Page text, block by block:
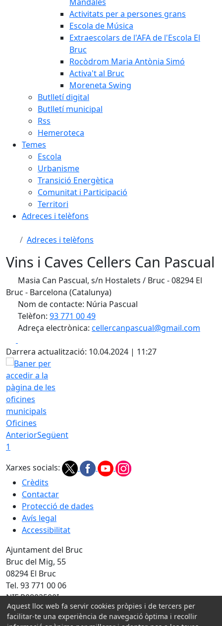
Activitats per a persones grans
Escola de Música
Extraescolars de l'AFA de l'Escola El
Bruc
Rocòdrom Maria Antònia Simó
Activa't al Bruc
Moreneta Swing
Butlletí digital
Butlletí municipal
Rss
Hemeroteca
Temes
Escola
Urbanisme
Transició Energètica
Comunitat i Participació
Territori
Adreces i telèfons
Adreces i telèfons
Vins i Caves Cellers Can Pascual
Masia Can Pascual, s/n Hostalets / Bruc - 08294 El
Bruc - Barcelona (Catalunya)
Nom de contacte: Núria Pascual
Telèfon: 93 771 00 49
Adreça electrònica: cellercanpascual@gmail.com
Darrera actualització: 10.04.2024 | 11:27
Oficines
AnteriorSegüent
1
Xarxes socials:
Crèdits
Contactar
Protecció de dades
Avís legal
Accessibilitat
Ajuntament del Bruc
Bruc del Mig, 55
08294 El Bruc
Tel. 93 771 00 06
NIF P0802500I
Amb la col·laboració de:
Aquest lloc web fa servir cookies pròpies i de tercers per
facilitar-te una experiència de navegació òptima i recollir